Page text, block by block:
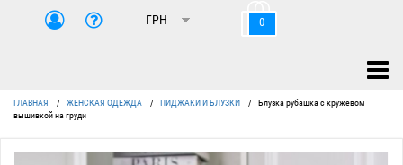
0
ГЛАВНАЯ / ЖЕНСКАЯ ОДЕЖДА / ПИДЖАКИ И БЛУЗКИ /
Блузка рубашка с кружевом
вышивкой на груди